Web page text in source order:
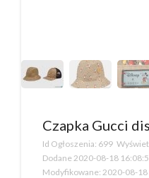
Czapka Gucci
Id Ogłoszenia: 699
Dodane 2020-08-18
Modyfikowane: 2020-08-18